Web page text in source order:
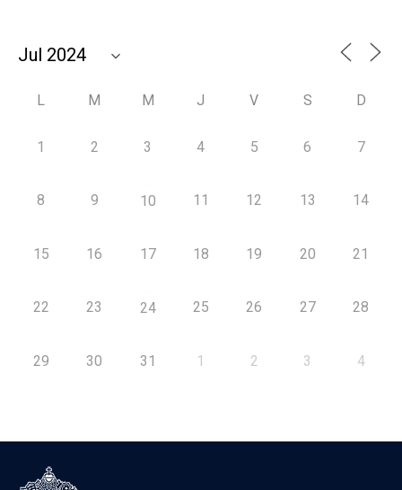
L M M J V S D
1 2 3 4 5 6 7
8 9 10 11 12 13 14
15 16 17 18 19 20 21
22 23 24 25 26 27 28
29 30 31 1 2 3 4